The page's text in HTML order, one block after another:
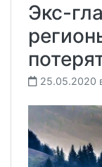
Экс-
25.05.2020